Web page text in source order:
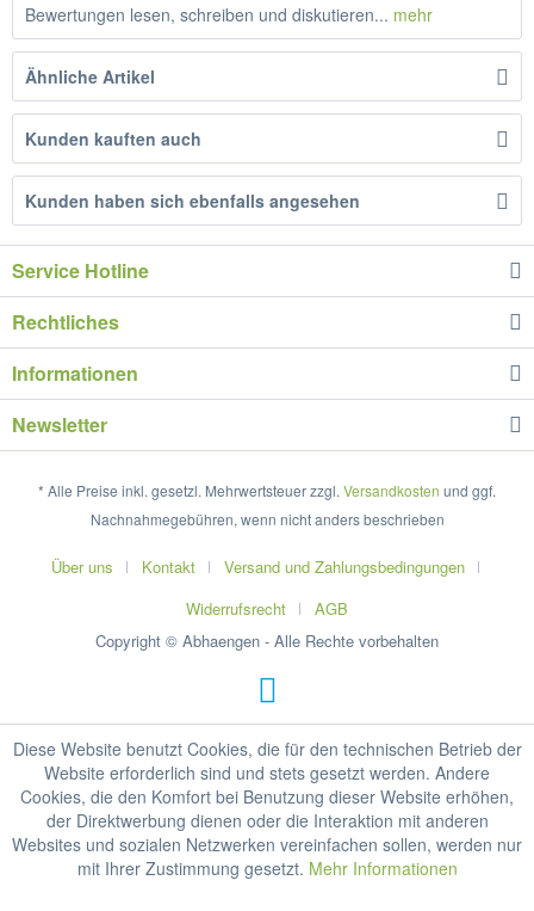
Bewertungen lesen, schreiben und diskutieren... mehr
Ähnliche Artikel
Kunden kauften auch
Kunden haben sich ebenfalls angesehen
Service Hotline
Rechtliches
Informationen
Newsletter
* Alle Preise inkl. gesetzl. Mehrwertsteuer zzgl. Versandkosten und ggf.
Nachnahmegebühren, wenn nicht anders beschrieben
Über uns Kontakt
Versand und Zahlungsbedingungen
Widerrufsrecht
AGB
Copyright © Abhaengen - Alle Rechte vorbehalten
Diese Website benutzt Cookies, die für den technischen Betrieb der
Website erforderlich sind und stets gesetzt werden. Andere
Cookies, die den Komfort bei Benutzung dieser Website erhöhen,
der Direktwerbung dienen oder die Interaktion mit anderen
Websites und sozialen Netzwerken vereinfachen sollen, werden nur
mit Ihrer Zustimmung gesetzt. Mehr Informationen